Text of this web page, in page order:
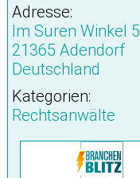
Adresse:
Im Suren Winkel
21365 Adendorf
Deutschland
Kategorien:
Rechtsanwälte